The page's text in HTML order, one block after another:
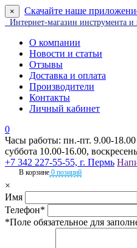
× Скачайте наше
Интернет-магазин инструмента и
О компании
Новости и статьи
Отзывы
Доставка и оплата
Производители
Контакты
Личный кабинет
0
Часы работы: пн.-пт. 9.00-18.00
суббота 10.00-16.00,
+7 342 227-55-55, г. Пермь
В корзине 0 позиций
×
Имя
Телефон*
*Поле обязательное для